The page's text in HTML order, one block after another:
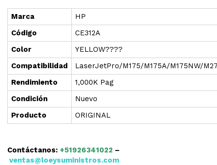
Marca
HP
Código
CE312A
Color
YELLOW????
Compatibilidad
LaserJetPro/M175/M175A/M175NW/
Rendimiento
1,000K Pag
Condición
Nuevo
Producto
ORIGINAL
Contáctanos: +51926341022 –
ventas@loeysuministros.com